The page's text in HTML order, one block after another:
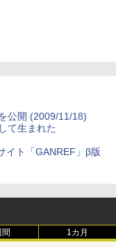
公開 (2009/11/18)
て生まれた
イト「GANREF」β版
間 1カ月